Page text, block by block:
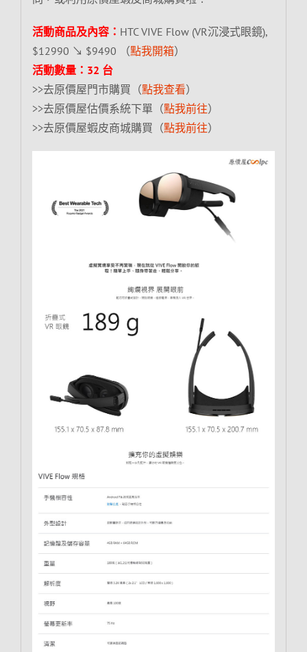
活動商品及內容： HTC VIVE Flow (VR沉浸式眼鏡),
$12990 ↘ $9490 （點我開箱）
活動數量：32 台
>>去原價屋門市購買（點我查看）
>>去原價屋估價系統下單（點我前往）
>>去原價屋蝦皮商城購買（點我前往）